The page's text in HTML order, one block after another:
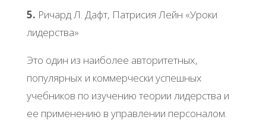
5. Ричард Л. Дафт, Патрисия Лейн «Уроки
лидерства»
Это один из наиболее авторитетных,
популярных и коммерчески успешных
учебников по изучению теории лидерства и
ее применению в управлении персоналом.